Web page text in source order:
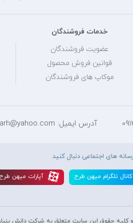
خدمات فروشندگان
عضویت فروشندگان
قوانین فروش محصول
موکاپ های فروشندگان
آدرس ایمیل: mihantarh@yahoo.com
رسانه های اجتماعی دنبال کنید
کانال تلگرام ميهن طرح آپارات ميهن
کليه حقوق اين سايت متعلق به شرکت دانش